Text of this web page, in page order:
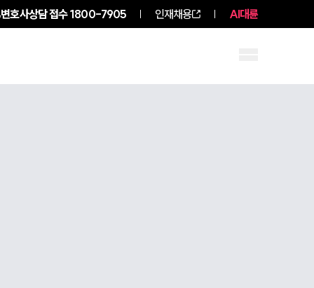
변호사상담 접수1800-7905 인재채용 AI대륜